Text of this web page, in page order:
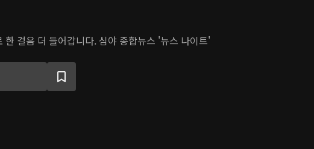
한 걸음 더 들어갑니다. 심야 종합뉴스 '뉴스 나이트'